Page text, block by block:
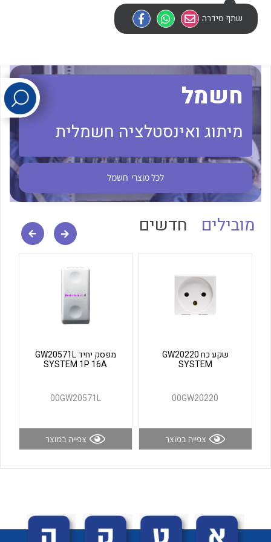
לכל מוצרי היצרן
לכל מוצרי היצרן לכל מוצרי היצרן
שתף סידרה
חשמל
מיתוג ואינסטלציה חשמלית
לכל מוצרי חשמל
מובילים חדשים
שקע כח GW20220
SYSTEM
00GW20220
צפייה במוצר
מפסק יחיד GW20571L
SYSTEM 1P 16A
00GW20571L
צפייה במוצר